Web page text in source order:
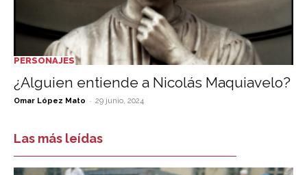
PERSONAJES
¿Alguien entiende a Nicolás Maquiavelo?
Omar López Mato - 29 junio, 2024
Las más leídas